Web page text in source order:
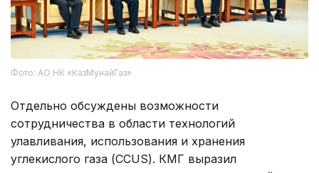
Фото: АО НК «КазМунайГаз»
Отдельно обсуждены возможности
сотрудничества в области технологий
улавливания, использования и хранения
углекислого газа (CCUS). КМГ выразил